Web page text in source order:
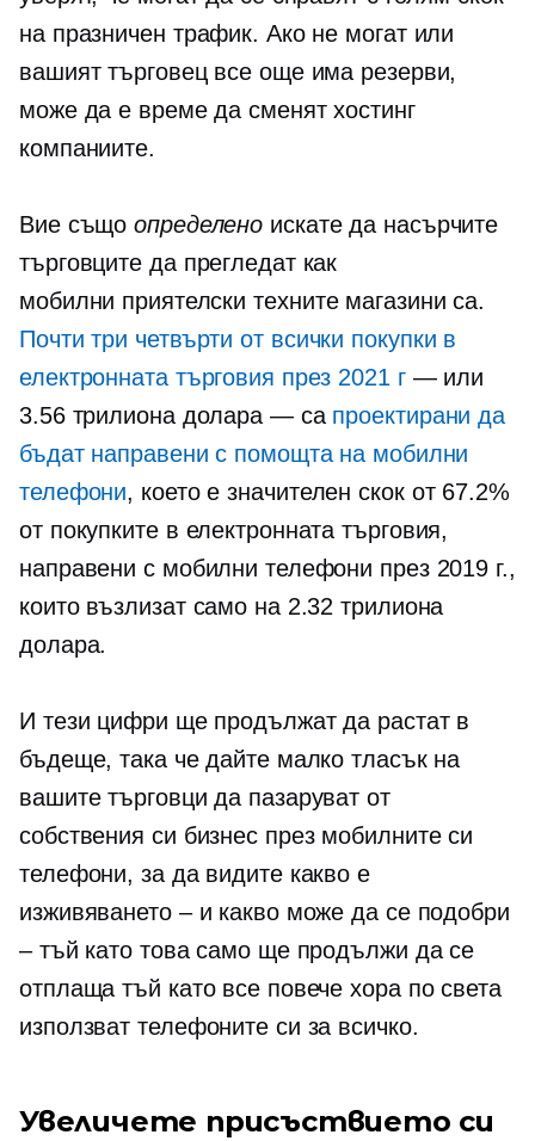
на празничен трафик. Ако не могат или
вашият търговец все още има резерви,
може да е време да сменят хостинг
компаниите.
Вие същоопределено искате да насърчите
търговците да прегледат как
мобилни приятелски техните магазини са.
Почтитри четвърти от всички покупки в
електронната търговия през 2021 г— или
3.56 трилиона долара — са проектирани да
бъдат направени с помощта на мобилни
телефони, което е значителен скок от 67.2%
от покупките в електронната търговия,
направени с мобилни телефони през 2019 г.,
които възлизат само на 2.32 трилиона
долара.
И тези цифри ще продължат да растат в
бъдеще, така че дайте малко тласък на
вашите търговци да пазаруват от
собствения си бизнес през мобилните си
телефони, за да видите какво е
изживяването – и какво може да се подобри
– тъй като това само ще продължи да се
отплаща тъй като все повече хора по света
използват телефоните си за всичко.
Увеличете присъствието си